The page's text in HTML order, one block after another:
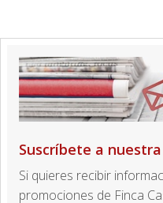
Suscríbete a
Si quieres recibir
promociones de Finca